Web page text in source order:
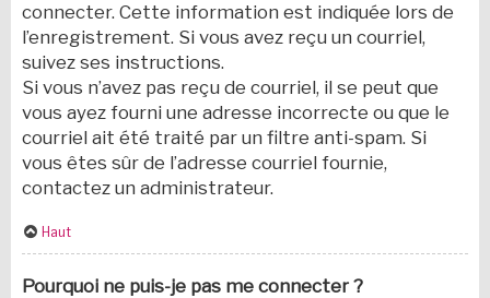
connecter. Cette information est indiquée lors de
l’enregistrement. Si vous avez reçu un courriel,
suivez ses instructions.
Si vous n’avez pas reçu de courriel, il se peut que
vous ayez fourni une adresse incorrecte ou que le
courriel ait été traité par un filtre anti-spam. Si
vous êtes sûr de l’adresse courriel fournie,
contactez un administrateur.
Haut
Pourquoi ne puis-je pas me connecter ?